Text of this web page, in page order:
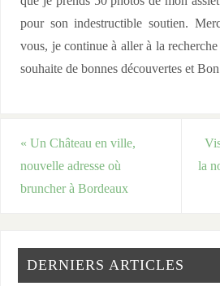
pour son indestructible soutien.
vous, je continue à aller à la
souhaite de bonnes découvertes et
« Un Château en ville,
nouvelle adresse où
bruncher à Bordeaux
la
DERNIERS ARTICLES